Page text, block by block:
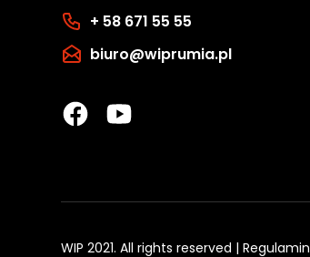
+ 58 671 55 55
biuro@wiprumia.pl
WIP 2021. All rights reserved |Regulamin